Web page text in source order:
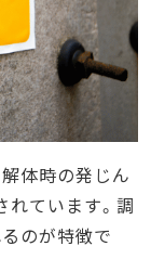
体時の発じん
れています。調
のが特徴で